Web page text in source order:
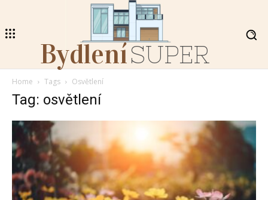
BydleníSUPER
Home Tags Osvětlení
Tag: osvětlení